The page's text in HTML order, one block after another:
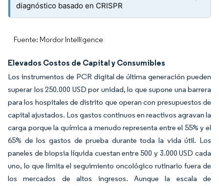
diagnóstico basado en CRISPR
Fuente: Mordor Intelligence
Elevados Costos de Capital y Consumibles
Los instrumentos de PCR digital de última generación pueden
superar los 250.000 USD por unidad, lo que supone una barrera
para los hospitales de distrito que operan con presupuestos de
capital ajustados. Los gastos continuos en reactivos agravan la
carga porque la química a menudo representa entre el 55% y el
65% de los gastos de prueba durante toda la vida útil. Los
paneles de biopsia líquida cuestan entre 500 y 3.000 USD cada
uno, lo que limita el seguimiento oncológico rutinario fuera de
los mercados de altos ingresos. Aunque la escala de